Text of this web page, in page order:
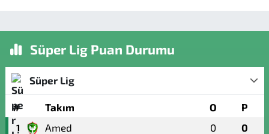
Süper Lig Puan Durumu
Süper Lig
# Takım O P
1 Amed 0 0